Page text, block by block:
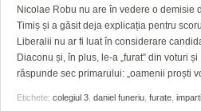
GRĂDINA TAICII DOMNULUI
ZIARISTU’ DE TERASĂ
CU OIŞTEA-N KIERKEGAARD
FINANŢĂRI DE LA A LA Z
CRONICĂ DE FILM
UNDE MERGEM
FILME DOCUMENTARE
CLIPURI VIDEO
ACCIDENTE
ANUNŢURI
INFO SI UTILE
CULTURA
Nicolae Robu nu are în vedere o demisie
Timiș și a găsit deja explicația pentru
Liberalii nu ar fi luat în considerare
Diaconu și, în plus, le-a „furat” din voturi
răspunde sec primarului: „oamenii proști
Etichete: colegiul 3 daniel funeriu furate